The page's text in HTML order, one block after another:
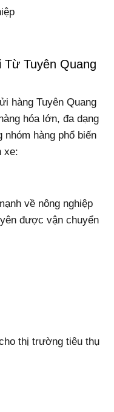
Tuyên Quang
hàng Tuyên Quang
hóa lớn, đa dạng
hàng phổ biến
xe:
về nông nghiệp
được vận chuyển
thị trường tiêu thụ